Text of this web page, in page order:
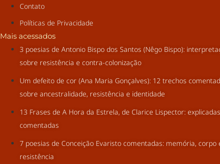
Contato
Políticas de Privacidade
Mais acessados
3 poesias de Antonio Bispo dos Santos (Nêgo Bispo):
sobre resistência e contra-colonização
Um defeito de cor (Ana Maria Gonçalves): 12 trechos
sobre ancestralidade, resistência e identidade
13 Frases de A Hora da Estrela, de Clarice Lispector:
comentadas
7 poesias de Conceição Evaristo comentadas: memória, corpo
resistência